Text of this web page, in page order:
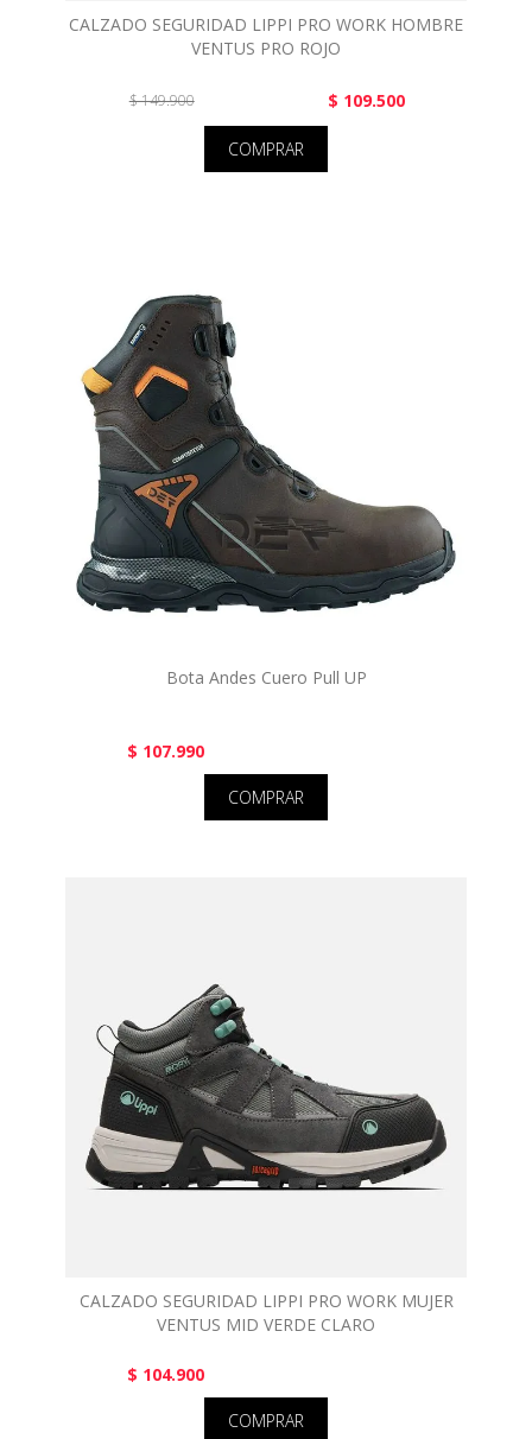
CALZADO SEGURIDAD LIPPI PRO WORK HOMBRE
VENTUS PRO ROJO
$ 149.900 $ 109.500
COMPRAR
Bota Andes Cuero Pull UP
$ 107.990
COMPRAR
CALZADO SEGURIDAD LIPPI PRO WORK MUJER
VENTUS MID VERDE CLARO
$ 104.900
COMPRAR